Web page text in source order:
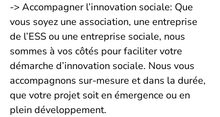
-> Accompagner l’innovation sociale: Que
vous soyez une association, une entreprise
de l’ESS ou une entreprise sociale, nous
sommes à vos côtés pour faciliter votre
démarche d’innovation sociale. Nous vous
accompagnons sur-mesure et dans la durée,
que votre projet soit en émergence ou en
plein développement.